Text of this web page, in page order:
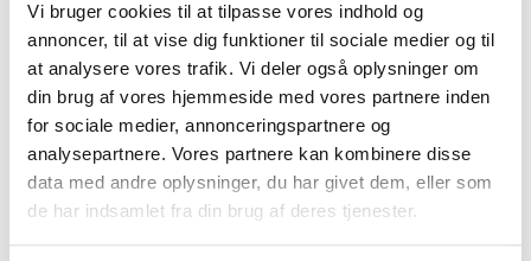
Vi bruger cookies til at tilpasse vores indhold og
annoncer, til at vise dig funktioner til sociale medier og til
at analysere vores trafik. Vi deler også oplysninger om
din brug af vores hjemmeside med vores partnere inden
for sociale medier, annonceringspartnere og
analysepartnere. Vores partnere kan kombinere disse
data med andre oplysninger, du har givet dem, eller som
de har indsamlet fra din brug af deres tjenester.
Sådan får du en god tærtedej:Glutenfri tærtedej bliver
ofte meget porøs og kan være svær at håndtere og forme.
Det bliver dog lettere hvis du lægger den mellem to stykker
plastfilm og ruller den ud. Træk så forsigtigt det øverste
folielag af og løft dejen i det nederste når du placerer
(vender) dejen i tærteformen. Træk forsigtigt det andet
folieark af og tryk dejen på plads i formen. Prik huller i
kanten med en gaffel og forbag tærtedejen i ca. 10 min. ved
175° inden du hælder dit fyld i. Hvis du udskifter halvdelen